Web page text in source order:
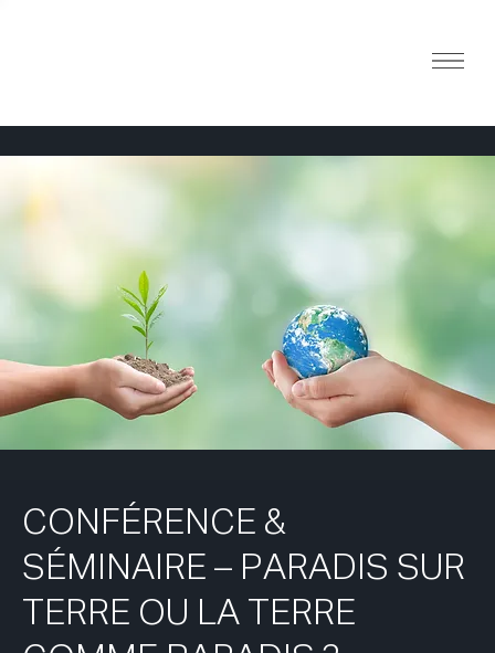
CONFÉRENCE &
SÉMINAIRE – PARADIS SUR
TERRE OU LA TERRE